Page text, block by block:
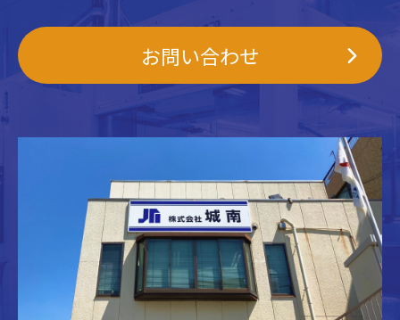
お問い合わせ